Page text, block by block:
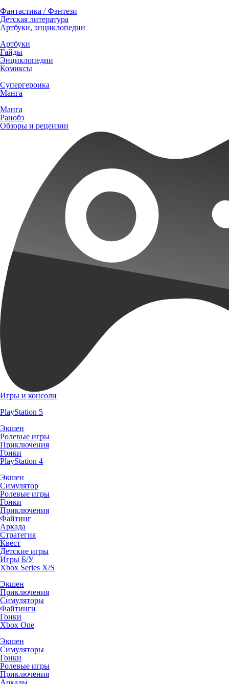
Фантастика / Фэнтези
Детская литература
Артбуки, энциклопедии
Артбуки
Гайды
Энциклопедии
Комиксы
Супергероика
Манга
Манга
Ранобэ
Обзоры и рецензии
Игры и консоли
PlayStation 5
Экшен
Ролевые игры
Приключения
Гонки
PlayStation 4
Экшен
Симулятор
Ролевые игры
Гонки
Приключения
Файтинг
Аркада
Стратегия
Квест
Детские игры
Игры Б/У
Xbox Series X/S
Экшен
Приключения
Симуляторы
Файтинги
Гонки
Xbox One
Экшен
Симуляторы
Гонки
Ролевые игры
Приключения
Аркады